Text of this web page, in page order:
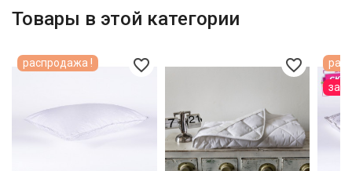
Товары в этой категории
favorite_border
распродажа ! favorite_border